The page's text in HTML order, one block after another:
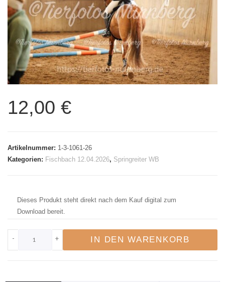
12,00 €
Artikelnummer: 1-3-1061-26
Kategorien: Fischbach 12.04.2026, Springreiter WB
Dieses Produkt steht direkt nach dem Kauf digital zum
Download bereit.
- + IN DEN WARENKORB